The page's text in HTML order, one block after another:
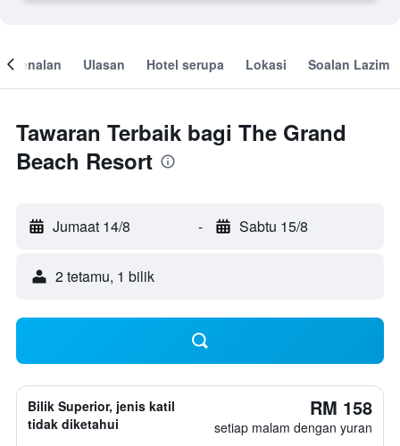
Ulasan Hotel serupa Lokasi Soalan Lazim
Tawaran Terbaik bagi The Grand
Beach Resort
Jumaat 14/8 - Sabtu 15/8
2 tetamu, 1 bilik
Bilik Superior, jenis katil
tidak diketahui
RM 158
setiap malam dengan yuran